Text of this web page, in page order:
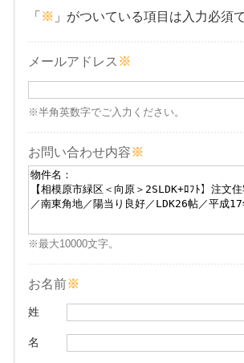
「 ※ 」がついている項目は入力必須で
メールアドレス
※半角英数字でご入力ください。
お問い合わせ内容
※最大10000文字。
お名前
姓
名